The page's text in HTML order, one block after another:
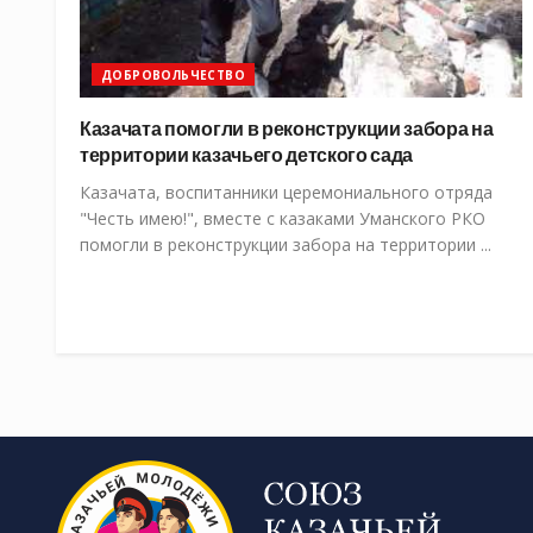
ДОБРОВОЛЬЧЕСТВО
Казачата помогли в реконструкции забора на
территории казачьего детского сада
Казачата, воспитанники церемониального отряда
"Честь имею!", вместе с казаками Уманского РКО
помогли в реконструкции забора на территории ...